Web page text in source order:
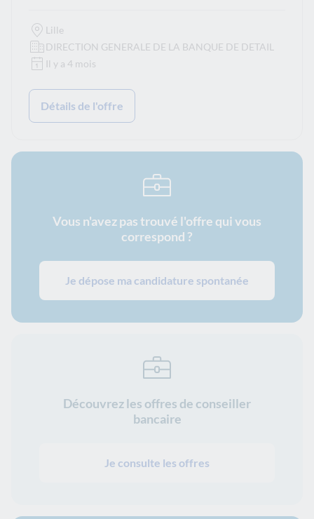
Lille
DIRECTION GENERALE DE LA BANQUE DE DETAIL
Il y a 4 mois
Détails de l'offre
Vous n'avez pas trouvé l'offre qui vous
correspond ?
Je dépose ma candidature spontanée
Découvrez les offres de conseiller
bancaire
Je consulte les offres